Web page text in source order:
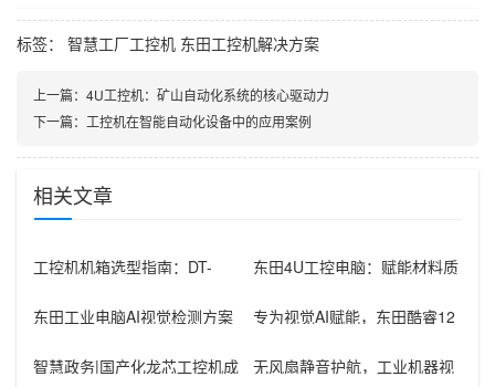
核心差异
标签： 智慧工厂工控机 东田工控机解决方案
上一篇： 4U工控机：矿山自动化系统的核心驱动力
下一篇： 工控机在智能自动化设备中的应用案例
相关文章
工控机机箱选型指南：DT-
东田4U工控电脑：赋能材料质
统
东田工业电脑AI视觉检测方案
专为视觉AI赋能，东田酷睿12
智慧政务|国产化龙芯工控机成
无风扇静音护航，工业机器视